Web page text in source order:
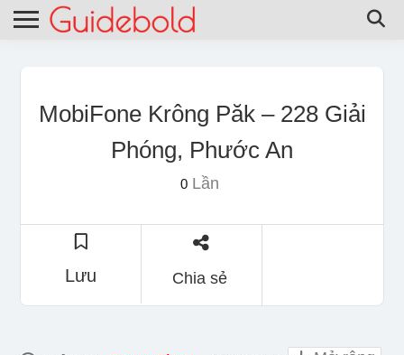
MobiFone Krông Păk – 228 Giải
Phóng, Phước An
0Lần
Lưu Chia sẻ